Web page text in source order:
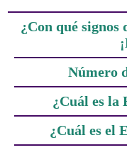
¿Con qué signos
Número
¿Cuál es la
¿Cuál es el